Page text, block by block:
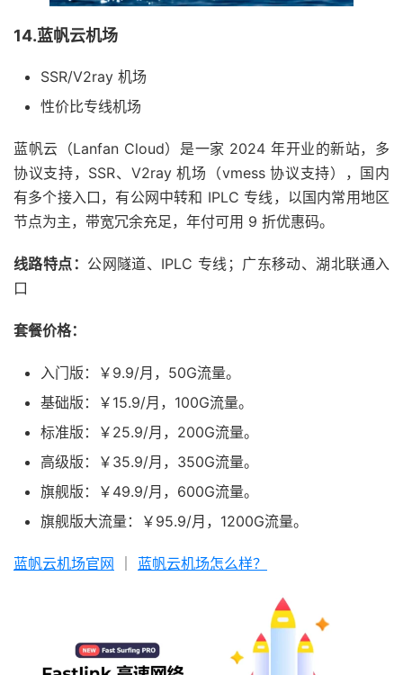
14.蓝帆云机场
SSR/V2ray 机场
性价比专线机场
蓝帆云（Lanfan Cloud）是一家 2024 年开业的新站，多
协议支持，SSR、V2ray 机场（vmess 协议支持），国内
有多个接入口，有公网中转和 IPLC 专线，以国内常用地区
节点为主，带宽冗余充足，年付可用 9 折优惠码。
线路特点： 公网隧道、IPLC 专线；广东移动、湖北联通入
口
套餐价格：
入门版：￥9.9/月，50G流量。
基础版：￥15.9/月，100G流量。
标准版：￥25.9/月，200G流量。
高级版：￥35.9/月，350G流量。
旗舰版：￥49.9/月，600G流量。
旗舰版大流量：￥95.9/月，1200G流量。
蓝帆云机场官网 蓝帆云机场怎么样？